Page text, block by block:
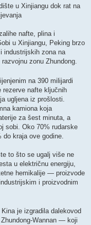
u Xinjiangu dok rat na
nafte, plina i
u Xinjiangu, Peking brzo
industrijskih zona na
zonu Zhundong.
na 390 milijardi
rezerve nafte ključnih
ugljena iz prošlosti.
kamiona koja
za šest minuta, a
sobi. Oko 70% rudarske
kraja ove godine.
to što se ugalj više ne
u električnu energiju,
hemikalije — proizvode
i proizvodnim
je izgradila dalekovod
Wannan — koji